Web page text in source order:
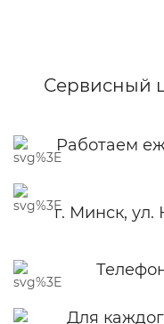
Сервисный
Работаем
г. Минск, ул.
Для